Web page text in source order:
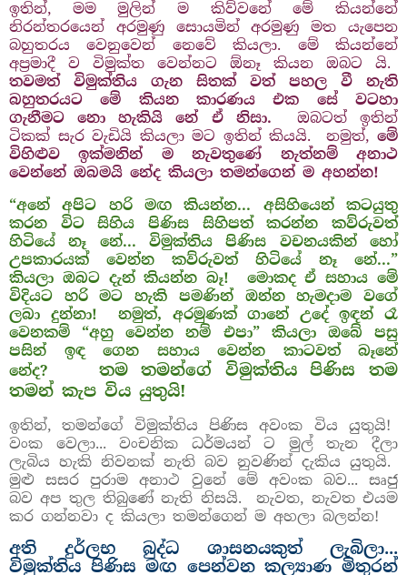
ඉතින්, මම මුලින් ම කිව්වනේ මේ කියන්නේ
නිරන්තරයෙන් අරමුණු සොයමින් අරමුණු මත යැපෙන
බහුතරය වෙනුවෙන් නෙවේ කියලා. මේ කියන්නේ
අප්‍රමාදී ව විමුක්ත වෙන්නට ඕනෑ කියන ඔබට යි.
තවමත් විමුක්තිය ගැන සිතක් වත් පහල වී නැති
බහුතරයට මේ කියන කාරණය එක සේ වටහා
ගැනීමට නො හැකියි නේ ඒ නිසා. ඔබටත් ඉතින්
ටිකක් සැර වැඩියි කියලා මට ඉතින් කියයි. නමුත්, මේ
විහිළුව ඉක්මනින් ම නැවතුණේ නැත්නම් අනාථ
වෙන්නේ ඔබමයි නේද කියලා තමන්ගෙන් ම අහන්න!
“අනේ අපිට හරි මඟ කියන්න... අසිහියෙන් කටයුතු
කරන විට සිහිය පිණිස සිහිපත් කරන්න කව්රුවත්
හිටියේ නෑ නේ... විමුක්තිය පිණිස වචනයකින් හෝ
උපකාරයක් වෙන්න කව්රුවත් හිටියේ නෑ නේ...”
කියලා ඔබට දැන් කියන්න බෑ!
මොකද ඒ සහාය මේ
විදියට හරි මට හැකි පමණින් ඔන්න හැමදාම වගේ
ලබා දුන්නා! නමුත්, අරමුණක් ගානේ උදේ ඉඳන් රෑ
වෙනකම් “අහු වෙන්න නම් එපා” කියලා ඔබේ පසු
පසින් ඉඳ ගෙන සහාය වෙන්න කාටවත් බෑනේ
නේද?
තම තමන්ගේ විමුක්තිය පිණිස තම
තමන් කැප විය යුතුයි!
ඉතින්, තමන්ගේ විමුක්තිය පිණිස අවංක විය යුතුයි!
වංක වෙලා... වංචනික ධර්මයන් ට මුල් තැන දීලා
ලැබිය හැකි නිවනක් නැති බව නුවණින් දැකිය යුතුයි.
මුළු සසර පුරාම අනාථ වුනේ මේ අවංක බව... සෘජු
බව අප තුල තිබුණේ නැති නිසයි.
නැවත, නැවත එයම
කර ගන්නවා ද කියලා තමන්ගෙන් ම අහලා බලන්න!
අති දුර්ලභ බුද්ධ ශාසනයකුත් ලැබිලා...
විමුක්තිය පිණිස මඟ පෙන්වන කල්‍යාණ මිතුරන්